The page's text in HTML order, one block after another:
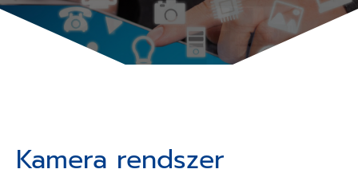
Kamera rendszer